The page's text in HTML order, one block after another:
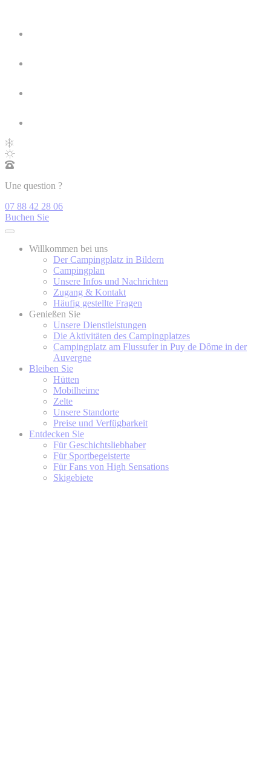
Une question ?
07 88 42 28 06
Buchen Sie
Willkommen bei uns
Der Campingplatz in Bildern
Campingplan
Unsere Infos und Nachrichten
Zugang & Kontakt
Häufig gestellte Fragen
Genießen Sie
Unsere Dienstleistungen
Die Aktivitäten des Campingplatzes
Campingplatz am Flussufer in Puy de Dôme in der
Auvergne
Bleiben Sie
Hütten
Mobilheime
Zelte
Unsere Standorte
Preise und Verfügbarkeit
Entdecken Sie
Für Geschichtsliebhaber
Für Sportbegeisterte
Für Fans von High Sensations
Skigebiete